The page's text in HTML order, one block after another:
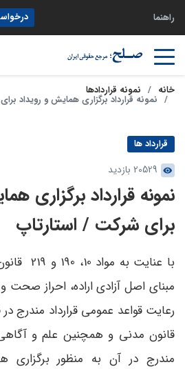
راهنما
خانه نمونه قراردادها
نمونه قرارداد برگزاری همایش و رویداد
قرارداد ها
20529 بازدید
نمونه قرارداد برگزاری
برای شرکت / استارتاپ
با عنایت
مبنای اصل آزادی اراده، احراز صحت
رعایت قواعد عمومی قرارداد
قانون مدنی و همچنین علم و آگاهی
مندرج در آن به منظور برگزاری